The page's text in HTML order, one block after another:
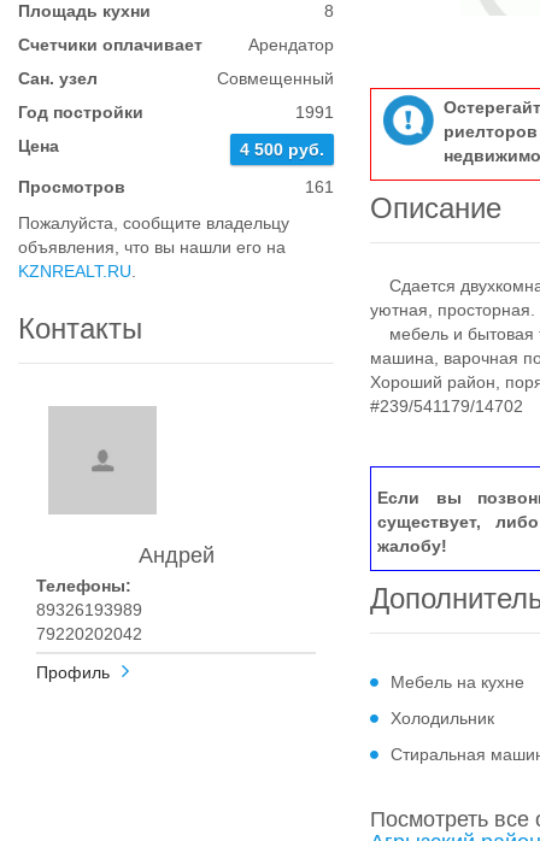
Площадь кухни
8
Счетчики оплачивает
Арендатор
Сан. узел
Совмещенный
Год постройки
1991
Цена
4 500 руб.
Просмотров
161
Пожалуйста, сообщите владельцу
объявления, что вы нашли его на
KZNREALT.RU
Контакты
Андрей
Телефоны:
89326193989
79220202042
Профиль
Описание
Сдается
уютная,
мебель и бытовая
машина, варочная
Хороший район,
#239/541179/14702
Если вы
существует,
жалобу!
Мебель на кухне
Холодильник
Стиральная
Посмотреть